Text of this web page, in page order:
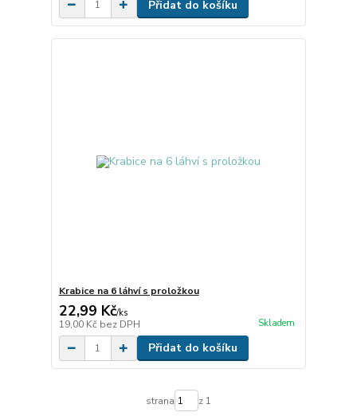
Přidat do košíku
Krabice na 6 láhví s proložkou
22,99 Kč/ks
19,00 Kč bez DPH Skladem
Přidat do košíku
strana z 1